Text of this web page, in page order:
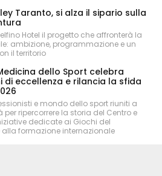
Taranto, si alza il sipario sulla
Hotel il progetto che affronterà la
ambizione, programmazione e un
il territorio
dello Sport celebra
di eccellenza e rilancia la sfida
e mondo dello sport riuniti a
per ripercorrere la storia del Centro e
dedicate ai Giochi del
alla formazione internazionale